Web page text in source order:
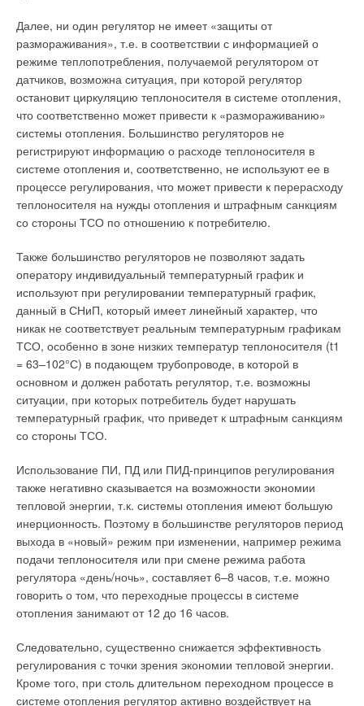
Далее, ни один регулятор не имеет «защиты от
размораживания», т.е. в соответствии с информацией о
режиме теплопотребления, получаемой регулятором от
датчиков, возможна ситуация, при которой регулятор
остановит циркуляцию теплоносителя в системе отопления,
что соответственно может привести к «размораживанию»
системы отопления. Большинство регуляторов не
регистрируют информацию о расходе теплоносителя в
системе отопления и, соответственно, не используют ее в
процессе регулирования, что может привести к перерасходу
теплоносителя на нужды отопления и штрафным санкциям
со стороны ТСО по отношению к потребителю.
Также большинство регуляторов не позволяют задать
оператору индивидуальный температурный график и
используют при регулировании температурный график,
данный в СНиП, который имеет линейный характер, что
никак не соответствует реальным температурным графикам
ТСО, особенно в зоне низких температур теплоносителя (t1
= 63–102°С) в подающем трубопроводе, в которой в
основном и должен работать регулятор, т.е. возможны
ситуации, при которых потребитель будет нарушать
температурный график, что приведет к штрафным санкциям
со стороны ТСО.
Использование ПИ, ПД или ПИД-принципов регулирования
также негативно сказывается на возможности экономии
тепловой энергии, т.к. системы отопления имеют большую
инерционность. Поэтому в большинстве регуляторов период
выхода в «новый» режим при изменении, например режима
подачи теплоносителя или при смене режима работа
регулятора «день/ночь», составляет 6–8 часов, т.е. можно
говорить о том, что переходные процессы в системе
отопления занимают от 12 до 16 часов.
Следовательно, существенно снижается эффективность
регулирования с точки зрения экономии тепловой энергии.
Кроме того, при столь длительном переходном процессе в
системе отопления регулятор активно воздействует на